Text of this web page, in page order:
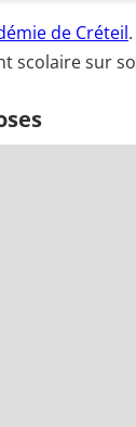
de Créteil
scolaire sur